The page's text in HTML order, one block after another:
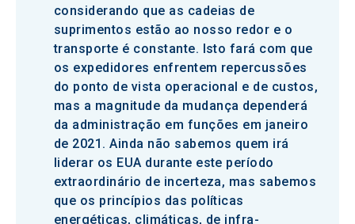
considerando que as cadeias de
suprimentos estão ao nosso redor e o
transporte é constante. Isto fará com que
os expedidores enfrentem repercussões
do ponto de vista operacional e de custos,
mas a magnitude da mudança dependerá
da administração em funções em janeiro
de 2021. Ainda não sabemos quem irá
liderar os EUA durante este período
extraordinário de incerteza, mas sabemos
que os princípios das políticas
energéticas, climáticas, de infra-